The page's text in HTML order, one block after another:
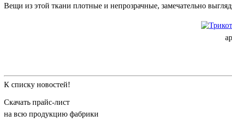
Вещи из этой ткани плотные и непрозрачные, замечательно
К списку новостей!
Скачать прайс-лист
на всю продукцию фабрики